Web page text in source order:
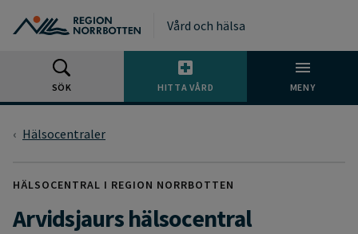
Vård och hälsa
SÖK HITTA VÅRD MENY
Hälsocentraler
HÄLSOCENTRAL I REGION NORRBOTTEN
Arvidsjaurs hälsocentral